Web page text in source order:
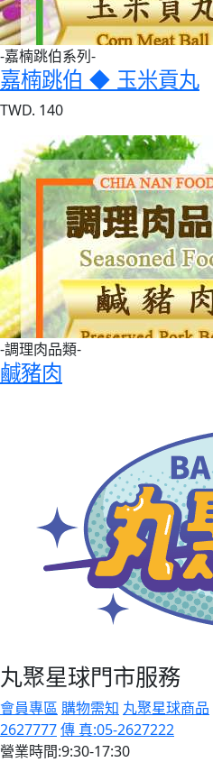
-嘉楠跳伯系列-
嘉楠跳伯 ◆ 玉米貢丸
TWD. 140
-調理肉品類-
鹹豬肉
丸聚星球門市服務
會員專區 購物需知 丸聚星球商品
2627777傳 真:05-2627222
營業時間:9:30-17:30